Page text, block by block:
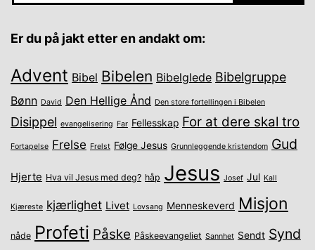
Er du på jakt etter en andakt om:
Advent Bibel Bibelen Bibelglede Bibelgruppe
Bønn David Den Hellige Ånd Den store fortellingen i Bibelen
Disippel evangelisering Far Fellesskap For at dere skal tro
Fortapelse Frelse Frelst Følge Jesus Grunnleggende kristendom Gud
Hjerte Hva vil Jesus med deg? håp Jesus Josef Jul Kall
Kjæreste kjærlighet Livet Lovsang Menneskeverd Misjon
nåde Profeti Påske Påskeevangeliet Sannhet Sendt Synd